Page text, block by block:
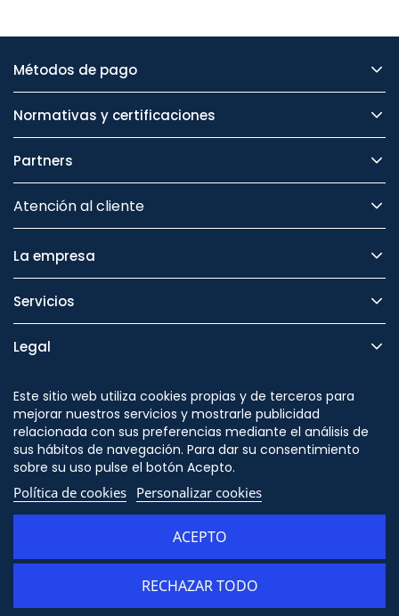
AÑADIR AL CARRITO
Métodos de pago
Normativas y certificaciones
Partners
Atención al cliente
La empresa
Servicios
Legal
Seguridad
Este sitio web utiliza cookies propias y de terceros para
mejorar nuestros servicios y mostrarle publicidad
relacionada con sus preferencias mediante el análisis de
sus hábitos de navegación. Para dar su consentimiento
sobre su uso pulse el botón Acepto.
Política de cookies Personalizar cookies
RECHAZAR TODO
ACEPTO
Síguenos en